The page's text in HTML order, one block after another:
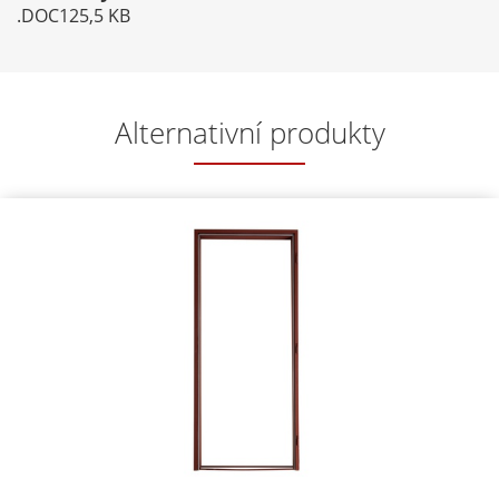
.DOC125,5 KB
Alternativní produkty